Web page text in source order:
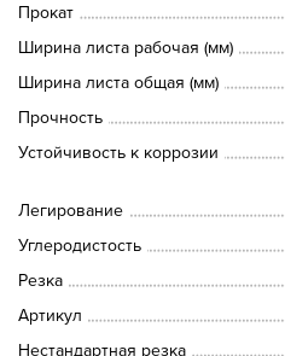
Прокат
Ширина листа рабочая (мм)
Ширина листа общая (мм)
Прочность
Устойчивость к коррозии
Легирование
Углеродистость
Резка
Артикул
Нестандартная резка